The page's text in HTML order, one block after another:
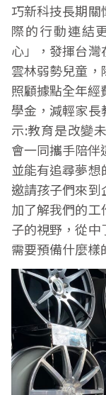
巧新科技長期關
際的行動連結
心」，發揮台
雲林弱勢兒童
照顧據點全年經
學金，減輕家長
示:教育是改變
會一同攜手陪伴
並能有追尋夢
邀請孩子們來
加了解我們的
子的視野，從中
需要預備什麼樣